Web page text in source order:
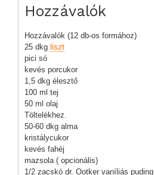
Hozzávalók
Hozzávalók (12 db-os formához)
25 dkg liszt
pici só
kevés porcukor
1,5 dkg élesztő
100 ml tej
50 ml olaj
Töltelékhez.
50-60 dkg alma
kristálycukor
kevés fahéj
mazsola ( opcionális)
1/2 zacskó dr. Ootker vaníliás puding.